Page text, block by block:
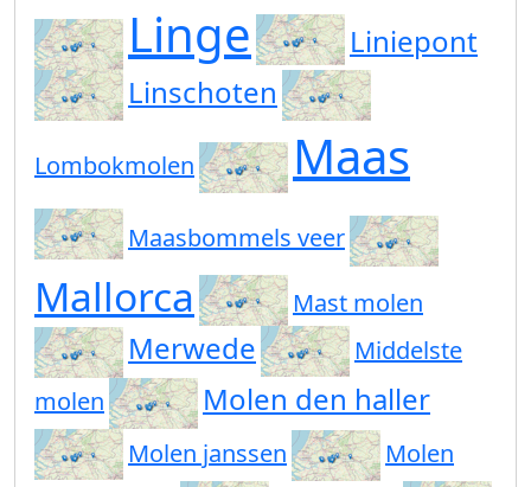
Linge
Liniepont
Linschoten
Lombokmolen Maas
Maasbommels veer
Mallorca Mast molen
Merwede
Middelste
molen
Molen den haller
Molen janssen
Molen